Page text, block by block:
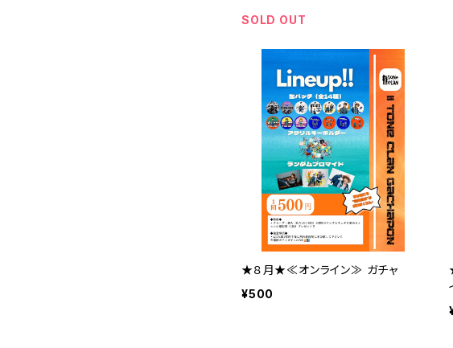
SOLD OUT
★８月★≪オンライン≫ ガチャ
¥500